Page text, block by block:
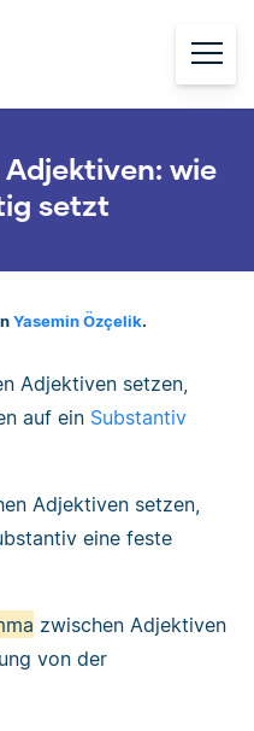
wie
setzt
Yasemin Özçelik.
Adjektiven setzen,
auf ein Substantiv
Adjektiven setzen,
eine feste
zwischen Adjektiven
von der